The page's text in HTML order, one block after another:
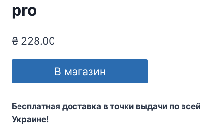
pro
₴ 228.00
В магазин
Бесплатная доставка в точки выдачи по всей
Украине!